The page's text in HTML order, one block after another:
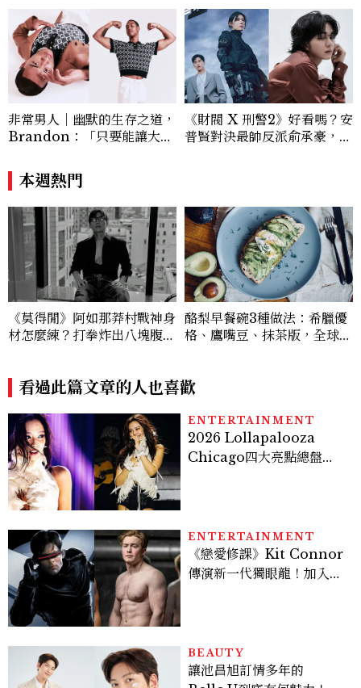
非常男人｜幽默的生存之道，
Brandon：「只要能讓大家
讓敵人成為朋友。」
《財閥 X 刑警2》好看嗎？安
普賢對決最帥反派俞承豪，鄭
本週熱門
《莫得閒》阿如那莽村戰神身
材怎麼練？打拳炸出八塊腹
酪梨早餐碗3種做法：希臘優
格、鷹嘴豆、抹茶版，全球C
看過此篇文章的人也喜歡
ENTERTAINMENT
2026 Lollapalooza
Chicago四大亮點總盤
ENTERTAINMENT
《戀愛修課》Kit Connor
傳演新一代獨眼龍！加入新
BEAUTY
讓池昌旭訂情多年的